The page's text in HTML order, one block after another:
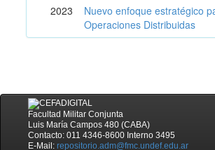
2023
Nuevo enfoque estratégico
Operaciones Distribuidas
Facultad Militar Conjunta
Luis María Campos 480 (CABA)
Contacto: 011 4346-8600 Interno 3495
E-Mail: repositorio.adm@fmc.undef.edu.ar